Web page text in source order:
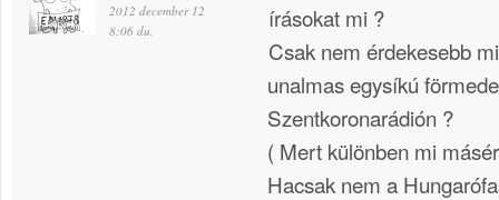
2012 december 12
8:06 du.
írásokat mi ?
Csak nem érdekesebb
unalmas egysíkú
Szentkoronarádión ?
( Mert különben mi
Hacsak nem a